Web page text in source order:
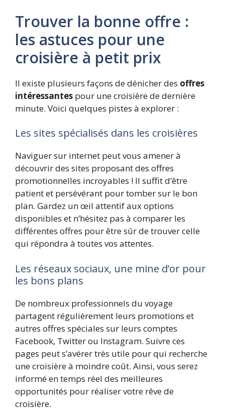
Trouver la bonne offre :
les astuces pour une
croisière à petit prix
Il existe plusieurs façons de dénicher des offres
intéressantes pour une croisière de dernière
minute. Voici quelques pistes à explorer :
Les sites spécialisés dans les croisières
Naviguer sur internet peut vous amener à
découvrir des sites proposant des offres
promotionnelles incroyables ! Il suffit d’être
patient et persévérant pour tomber sur le bon
plan. Gardez un œil attentif aux options
disponibles et n’hésitez pas à comparer les
différentes offres pour être sûr de trouver celle
qui répondra à toutes vos attentes.
Les réseaux sociaux, une mine d’or pour
les bons plans
De nombreux professionnels du voyage
partagent régulièrement leurs promotions et
autres offres spéciales sur leurs comptes
Facebook, Twitter ou Instagram. Suivre ces
pages peut s’avérer très utile pour qui recherche
une croisière à moindre coût. Ainsi, vous serez
informé en temps réel des meilleures
opportunités pour réaliser votre rêve de
croisière.